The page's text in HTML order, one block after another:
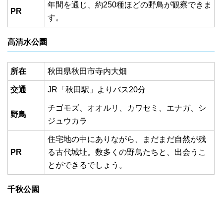
PR
年間を通じ、約250種ほどの野鳥が観察できま
す。
高清水公園
所在 秋田県秋田市寺内大畑
交通 JR「秋田駅」よりバス20分
野鳥
チゴモズ、オオルリ、カワセミ、エナガ、シ
ジュウカラ
PR
住宅地の中にありながら、まだまだ自然が残
る古代城址。数多くの野鳥たちと、出会うこ
とができるでしょう。
千秋公園